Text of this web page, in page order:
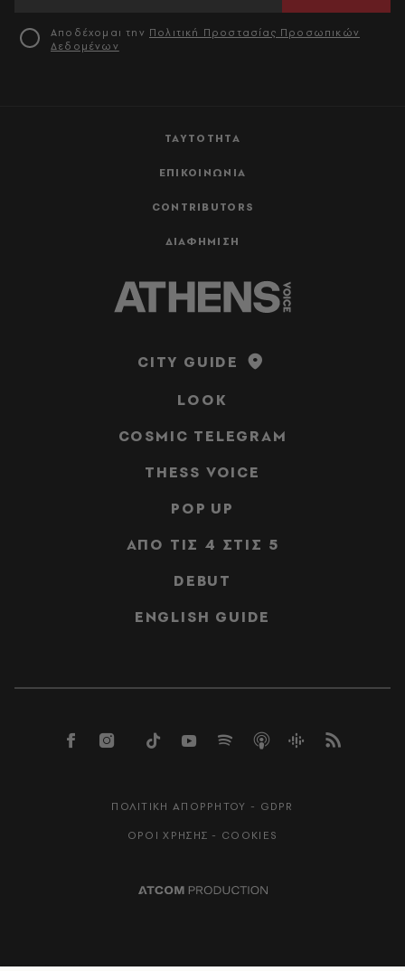
ΤΑΥΤΟΤΗΤΑ
ΕΠΙΚΟΙΝΩΝΙΑ
CONTRIBUTORS
ΔΙΑΦΗΜΙΣΗ
Αποδέχομαι την Πολιτική Προστασίας Προσωπικών
Δεδομένων
CITY GUIDE
LOOK
COSMIC TELEGRAM
THESS VOICE
POP UP
ΑΠΟ ΤΙΣ 4 ΣΤΙΣ 5
DEBUT
ENGLISH GUIDE
ΠΟΛΙΤΙΚΗ ΑΠΟΡΡΗΤΟΥ - GDPR
ΟΡΟΙ ΧΡΗΣΗΣ - COOKIES